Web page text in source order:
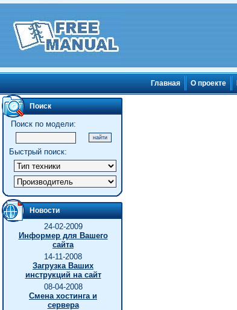
Главная О проекте
Поиск
Поиск по модели:
Быстрый поиск:
Новости
24-02-2009
Информер для Вашего
сайта
14-11-2008
Загрузка Ваших
инструкций на сайт
08-04-2008
Смена хостинга и
сервера